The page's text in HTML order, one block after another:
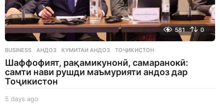
581 0
BUSINESS АНДОЗ ,КУМИТАИ АНДОЗ ,ТОҶИКИСТОН
Шаффофият, рақамикунонӣ, самаранокӣ:
самти нави рушди маъмурияти андоз дар
Тоҷикистон
5 days ago